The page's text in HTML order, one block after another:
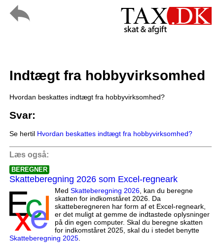
Indtægt fra hobbyvirksomhed
Hvordan beskattes indtægt fra hobbyvirksomhed?
Svar:
Se hertil Hvordan beskattes indtægt fra hobbyvirksomhed?
Læs også:
BEREGNER
Skatteberegning 2026 som Excel-regneark
Med Skatteberegning 2026, kan du beregne
skatten for indkomståret 2026. Da
skatteberegneren har form af et Excel-regneark,
er det muligt at gemme de indtastede oplysninger
på din egen computer. Skal du beregne skatten
for indkomståret 2025, skal du i stedet benytte
Skatteberegning 2025.